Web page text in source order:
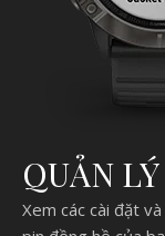
QUẢN
Xem các cài đặt